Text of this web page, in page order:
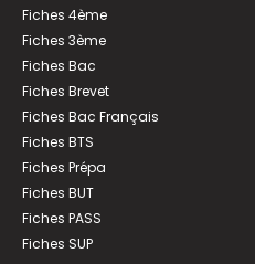
Fiches 4ème
Fiches 3ème
Fiches Bac
Fiches Brevet
Fiches Bac Français
Fiches BTS
Fiches Prépa
Fiches BUT
Fiches PASS
Fiches SUP